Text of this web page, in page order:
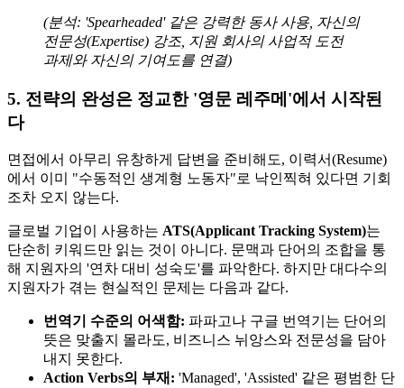
(분석: 'Spearheaded' 같은 강력한 동사 사용, 자신의
전문성(Expertise) 강조, 지원 회사의 사업적 도전
과제와 자신의 기여도를 연결)
5. 전략의 완성은 정교한 '영문 레주메'에서 시작된
다
면접에서 아무리 유창하게 답변을 준비해도, 이력서(Resume)
에서 이미 "수동적인 생계형 노동자"로 낙인찍혀 있다면 기회
조차 오지 않는다.
글로벌 기업이 사용하는 ATS(Applicant Tracking System)​는
단순히 키워드만 읽는 것이 아니다. 문맥과 단어의 조합을 통
해 지원자의 '연차 대비 성숙도'를 파악한다. 하지만 대다수의
지원자가 겪는 현실적인 문제는 다음과 같다.
번역기 수준의 어색함: 파파고나 구글 번역기는 단어의
뜻은 맞출지 몰라도, 비즈니스 뉘앙스와 전문성을 담아
내지 못한다.
Action Verbs의 부재: 'Managed', 'Assisted' 같은 평범한 단